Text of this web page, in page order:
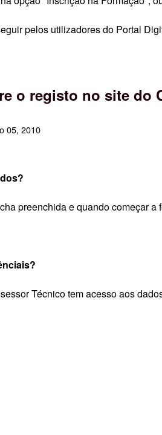
pelos utilizadores do Portal
o registo no site do
05, 2010
preenchida e quando começar
Técnico tem acesso aos